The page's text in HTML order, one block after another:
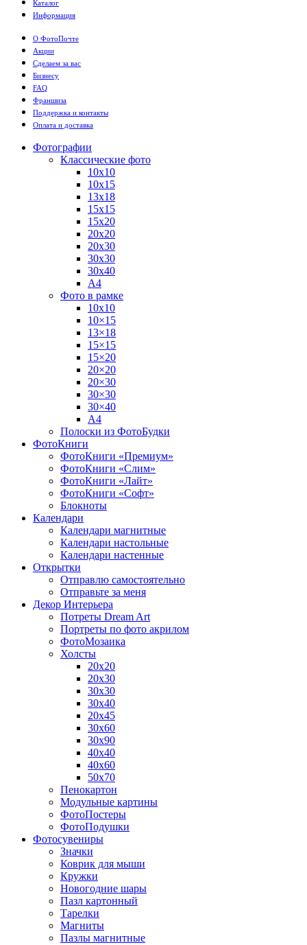
Каталог
Информация
О ФотоПочте
Акции
Сделаем за вас
Бизнесу
FAQ
Франшиза
Поддержка и контакты
Оплата и доставка
Фотографии
Классические фото
10х10
10х15
13х18
15х15
15х20
20х20
20х30
30х30
30х40
А4
Фото в рамке
10х10
10×15
13×18
15×15
15×20
20×20
20×30
30×30
30×40
A4
Полоски из ФотоБудки
ФотоКниги
ФотоКниги «Премиум»
ФотоКниги «Слим»
ФотоКниги «Лайт»
ФотоКниги «Софт»
Блокноты
Календари
Календари магнитные
Календари настольные
Календари настенные
Открытки
Отправлю самостоятельно
Отправьте за меня
Декор Интерьера
Потреты Dream Art
Портреты по фото акрилом
ФотоМозаика
Холсты
20х20
20х30
30х30
30х40
20х45
30х60
30х90
40х40
40х60
50х70
Пенокартон
Модульные картины
ФотоПостеры
ФотоПодушки
Фотоcувениры
Значки
Коврик для мыши
Кружки
Новогодние шары
Пазл картонный
Тарелки
Магниты
Пазлы магнитные